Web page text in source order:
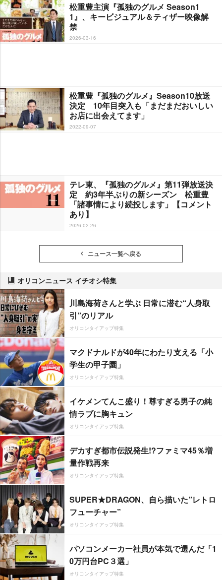
松重豊主演『孤独のグルメ Season1
1』、キービジュアル＆ティザー映像解
禁
2026-03-16
松重豊『孤独のグルメ』Season10放送
決定 10年目突入も「まだまだおいしい
お店に出会えてます」
2022-09-07
テレ東、『孤独のグルメ』第11弾放送決
定 約3年半ぶりの新シーズン 松重豊
「諸事情により続投します」【コメント
あり】
2026-02-26
ニュース一覧へ戻る
オリコンニュース イチオシ特集
川島海荷さんと学ぶ 日常に潜む“人身取
引”のリアル
オリコンタイアップ特集
マクドナルドが40年にわたり支える「小
学生の甲子園」
オリコンタイアップ特集
イケメンてんこ盛り！尊すぎる男子の純
情ラブに胸キュン
オリコンタイアップ特集
デカすぎ都市伝説発生!?ファミマ45％増
量作戦再来
オリコンタイアップ特集
SUPER★DRAGON、自ら描いた”レトロ
フューチャー”
オリコンタイアップ特集
パソコンメーカー社員が本気で選んだ「1
0万円台PC３選」
オリコンタイアップ特集